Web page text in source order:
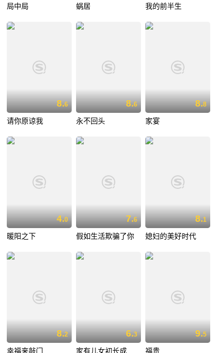
局中局 蜗居 我的前半生
8.6
请你原谅我
8.6
永不回头
8.8
家宴
4.0
暖阳之下
7.6
假如生活欺骗了你
8.1
媳妇的美好时代
8.2
幸福来敲门
6.3
家有儿女初长成
9.5
福贵